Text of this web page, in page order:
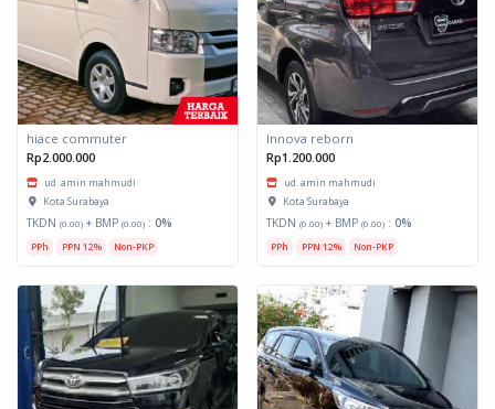
hiace commuter
Rp2.000.000
ud. amin mahmudi
Kota Surabaya
TKDN (0.00) + BMP (0.00) : 0%
PPh PPN 12% Non-PKP
Innova reborn
Rp1.200.000
ud. amin mahmudi
Kota Surabaya
TKDN (0.00) + BMP (0.00) : 0%
PPh PPN 12% Non-PKP